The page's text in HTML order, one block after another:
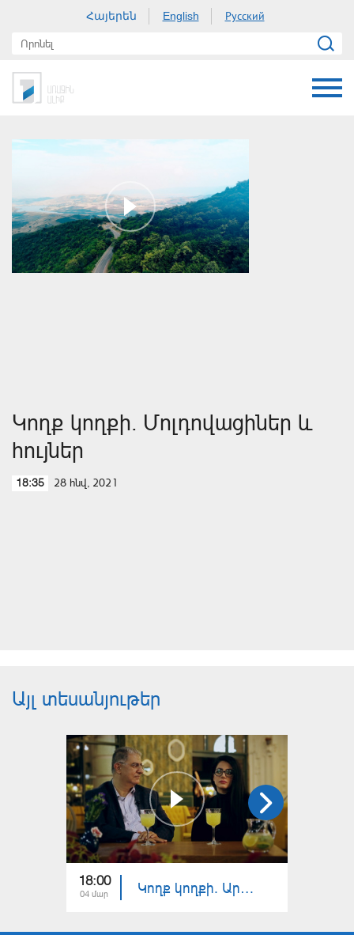
Հայերեն English Русский
Կողք կողքի. Մոլդովացիներ և
հույներ
18:35 28 հնվ, 2021
Այլ տեսանյութեր
18:00
04 մար Կողք կողքի. Արաբներ և հայեր